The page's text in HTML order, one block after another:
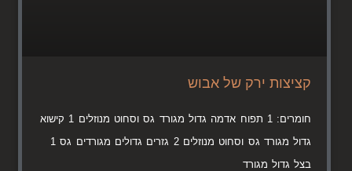
קציצות ירק של אבוש
חומרים: 1 תפוח אדמה גדול מגורד גס וסחוט מנוזלים 1 קישוא
גדול מגורד גס וסחוט מנוזלים 2 גזרים גדולים מגורדים גס 1
בצל גדול מגורד